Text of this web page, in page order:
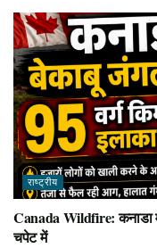
राष्ट्रीय
Canada Wildfire: कनाडा
चपेट में